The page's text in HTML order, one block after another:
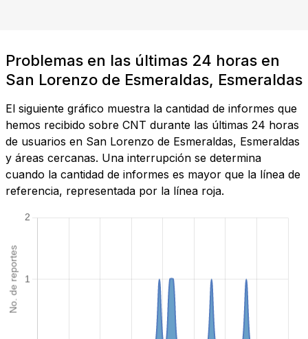
Problemas en las últimas 24 horas en
San Lorenzo de Esmeraldas, Esmeraldas
El siguiente gráfico muestra la cantidad de informes que
hemos recibido sobre CNT durante las últimas 24 horas
de usuarios en San Lorenzo de Esmeraldas, Esmeraldas
y áreas cercanas. Una interrupción se determina
cuando la cantidad de informes es mayor que la línea de
referencia, representada por la línea roja.